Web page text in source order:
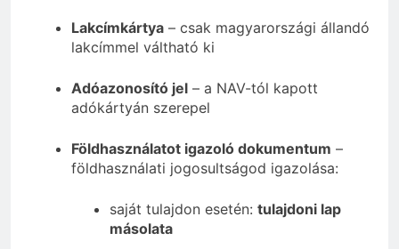
Lakcímkártya – csak magyarországi állandó
lakcímmel váltható ki
Adóazonosító jel – a NAV-tól kapott
adókártyán szerepel
Földhasználatot igazoló dokumentum –
földhasználati jogosultságod igazolása:
saját tulajdon esetén:tulajdoni lap
másolata